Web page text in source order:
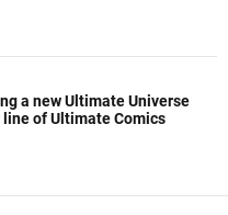
a new Ultimate Universe
of Ultimate Comics